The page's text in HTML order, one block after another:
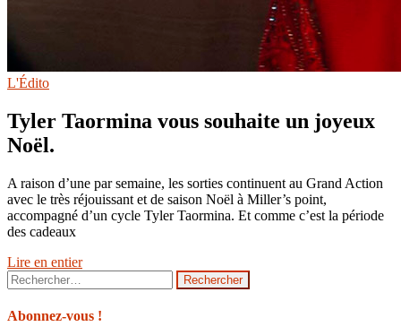
L'Édito
Tyler Taormina vous souhaite un joyeux
Noël.
A raison d’une par semaine, les sorties continuent au Grand Action
avec le très réjouissant et de saison Noël à Miller’s point,
accompagné d’un cycle Tyler Taormina. Et comme c’est la période
des cadeaux
Lire en entier
Rechercher :
Abonnez-vous !